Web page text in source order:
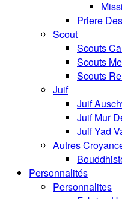
Priere
Scout
Scouts
Scouts
Scouts
Juif
Juif
Juif Mur
Juif Yad
Autres
Personnalités
Personnalites